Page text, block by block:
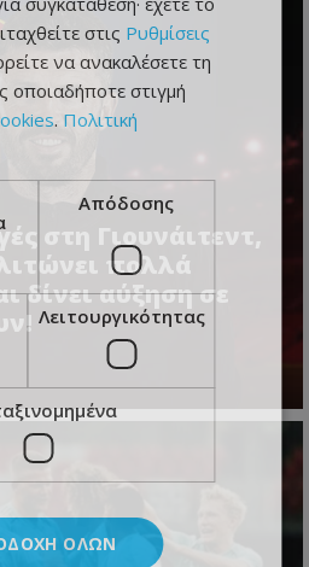
στη Γιουνάιτεντ,
πολλά
δίνει αύξηση σε
στις Ρυθμίσεις
να ανακαλέσετε τη
οποιαδήποτε στιγμή
. Πολιτική
Απόδοσης
Λειτουργικότητας
ΌΛΩΝ